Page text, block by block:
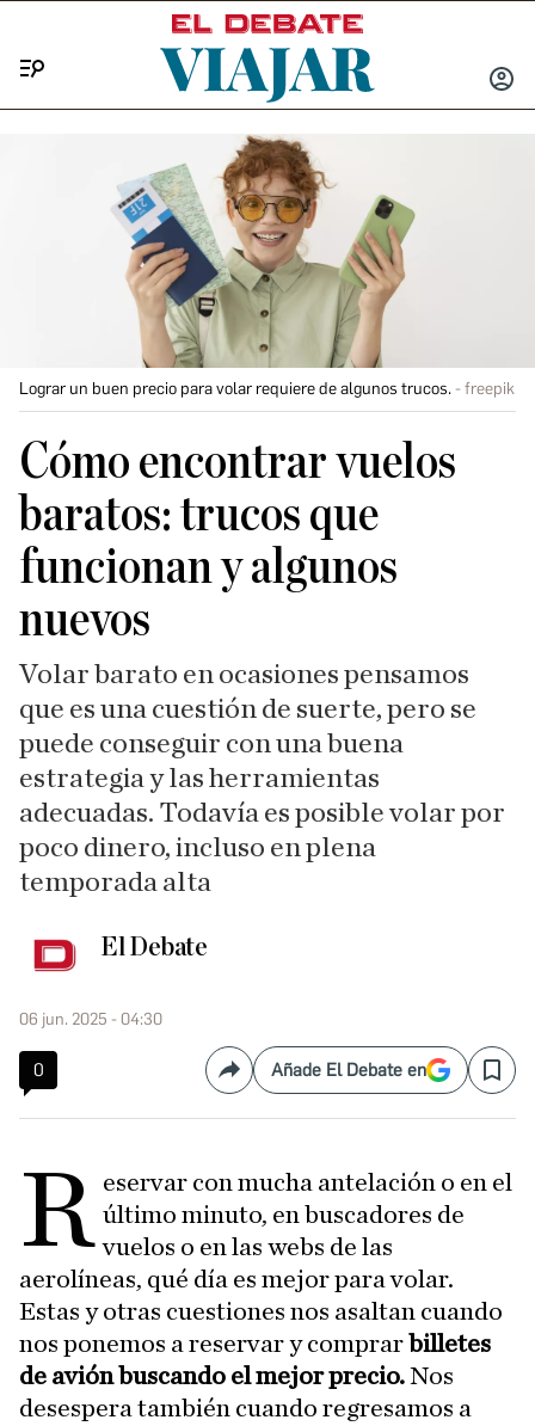
INICIAR
Lograr un buen precio para volar requiere de algunos trucos. freepik
Cómo encontrar vuelos
baratos: trucos que
funcionan y algunos
nuevos
Volar barato en ocasiones pensamos
que es una cuestión de suerte, pero se
puede conseguir con una buena
estrategia y las herramientas
adecuadas. Todavía es posible volar por
poco dinero, incluso en plena
temporada alta
El Debate
06 jun. 2025 - 04:30
0 CompartirAñade El Debate en Save
R eservar con mucha antelación o en el
último minuto, en buscadores de
vuelos o en las webs de las
aerolíneas, qué día es mejor para volar.
Estas y otras cuestiones nos asaltan cuando
nos ponemos a reservar y comprarbilletes
de avión buscando el mejor precio.Nos
desespera también cuando regresamos a